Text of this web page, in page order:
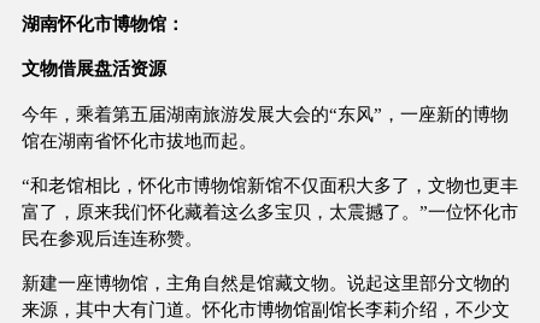
湖南怀化市博物馆：
文物借展盘活资源
今年，乘着第五届湖南旅游发展大会的“东风”，一座新的博物
馆在湖南省怀化市拔地而起。
“和老馆相比，怀化市博物馆新馆不仅面积大多了，文物也更丰
富了，原来我们怀化藏着这么多宝贝，太震撼了。”一位怀化市
民在参观后连连称赞。
新建一座博物馆，主角自然是馆藏文物。说起这里部分文物的
来源，其中大有门道。怀化市博物馆副馆长李莉介绍，不少文